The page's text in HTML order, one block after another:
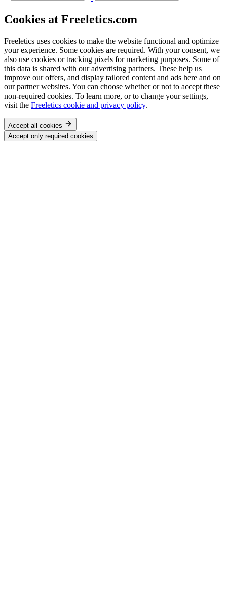
Cookies at Freeletics.com
Freeletics uses cookies to make the website functional and optimize
your experience. Some cookies are required. With your consent, we
also use cookies or tracking pixels for marketing purposes. Some of
this data is shared with our advertising partners. These help us
improve our offers, and display tailored content and ads here and on
our partner websites. You can choose whether or not to accept these
non-required cookies. To learn more, or to change your settings,
visit the Freeletics cookie and privacy policy.
Accept all cookies
Accept only required cookies